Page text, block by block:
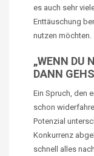
es auch sehr
Enttäuschung
nutzen möchten.
„WENN DU
DANN
Ein Spruch, den
schon
Potenzial
Konkurrenz
schnell alles